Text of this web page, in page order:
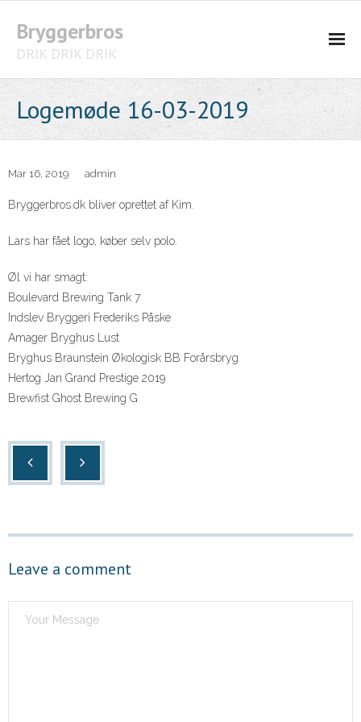
Bryggerbros
DRIK DRIK DRIK
Øl Liste
Logemøde 16-03-2019
Mar 16, 2019 admin
Bryggerbros.dk bliver oprettet af Kim.
Lars har fået logo, køber selv polo.
Øl vi har smagt:
Boulevard Brewing Tank 7
Indslev Bryggeri Frederiks Påske
Amager Bryghus Lust
Bryghus Braunstein Økologisk BB Forårsbryg
Hertog Jan Grand Prestige 2019
Brewfist Ghost Brewing G
Leave a comment